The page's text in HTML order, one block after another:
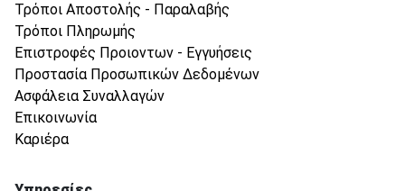
Τρόποι Αποστολής - Παραλαβής
Τρόποι Πληρωμής
Επιστροφές Προιοντων - Εγγυήσεις
Προστασία Προσωπικών Δεδομένων
Ασφάλεια Συναλλαγών
Επικοινωνία
Καριέρα